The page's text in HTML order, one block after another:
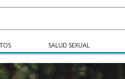
SALUD SEXUAL